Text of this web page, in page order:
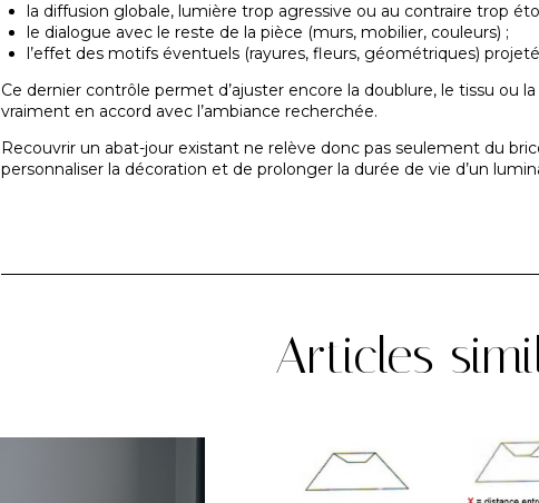
la diffusion globale, lumière trop agressive ou au contraire trop
le dialogue avec le reste de la pièce (murs, mobilier, couleurs) ;
l’effet des motifs éventuels (rayures, fleurs, géométriques)
Ce dernier contrôle permet d’ajuster encore la doublure, le tissu ou
vraiment en accord avec l’ambiance recherchée.
Recouvrir un abat-jour existantne relève donc pas seulement du
personnaliser la décoration et de prolonger la durée de vie d’un
Articles